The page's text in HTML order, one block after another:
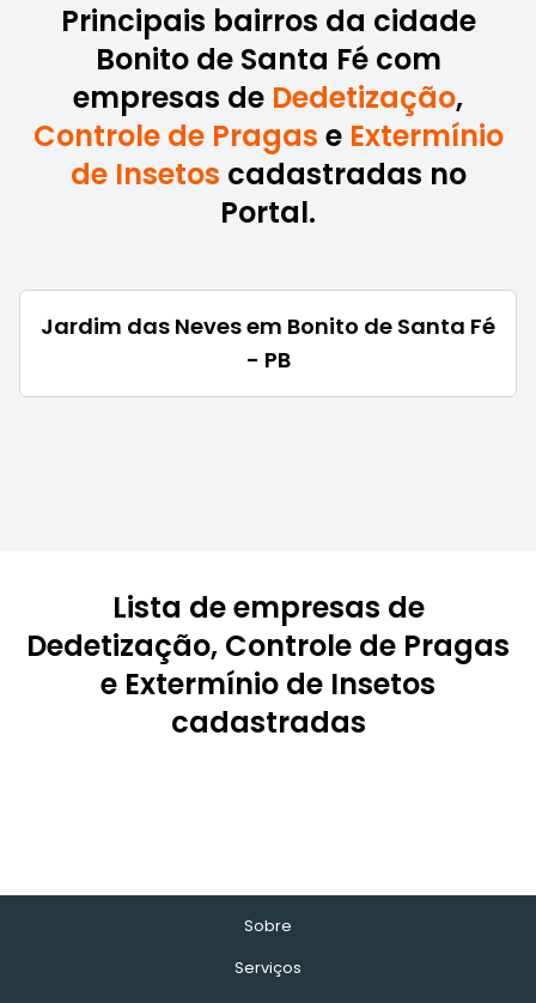
Principais bairros da cidade
Bonito de Santa Fé com
empresas de Dedetização,
Controle de Pragas e Extermínio
de Insetos cadastradas no
Portal.
Jardim das Neves em Bonito de Santa Fé
- PB
Lista de empresas de
Dedetização, Controle de Pragas
e Extermínio de Insetos
cadastradas
Sobre
Serviços